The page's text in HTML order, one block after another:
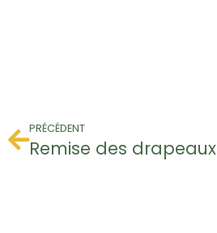
PRÉCÉDENT
Remise des drapeaux